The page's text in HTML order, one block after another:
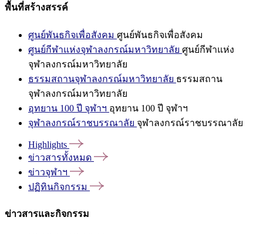
พื้นที่สร้างสรรค์
ศูนย์พันธกิจเพื่อสังคม ศูนย์พันธกิจเพื่อสังคม
ศูนย์กีฬาแห่งจุฬาลงกรณ์มหาวิทยาลัย ศูนย์กีฬาแห่ง
จุฬาลงกรณ์มหาวิทยาลัย
ธรรมสถานจุฬาลงกรณ์มหาวิทยาลัย ธรรมสถาน
จุฬาลงกรณ์มหาวิทยาลัย
อุทยาน 100 ปี จุฬาฯ อุทยาน 100 ปี จุฬาฯ
จุฬาลงกรณ์ราชบรรณาลัย จุฬาลงกรณ์ราชบรรณาลัย
Highlights
ข่าวสารทั้งหมด
ข่าวจุฬาฯ
ปฏิทินกิจกรรม
ข่าวสารและกิจกรรม